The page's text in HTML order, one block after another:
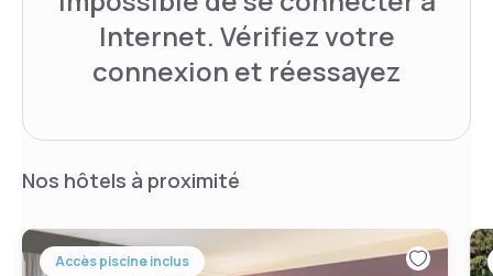
Internet. Vérifiez votre
connexion et réessayez
Nos hôtels à proximité
Accès piscine inclus